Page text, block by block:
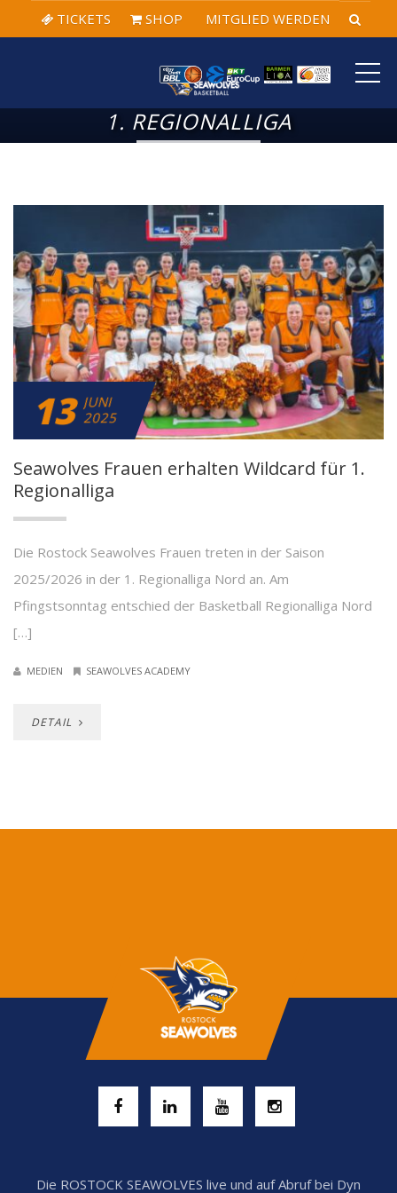
TICKETS SHOP MITGLIED WERDEN
1. REGIONALLIGA
13 JUNI
2025
Seawolves Frauen erhalten Wildcard für 1.
Regionalliga
Die Rostock Seawolves Frauen treten in der Saison
2025/2026 in der 1. Regionalliga Nord an. Am
Pfingstsonntag entschied der Basketball Regionalliga Nord
[…]
MEDIEN SEAWOLVES ACADEMY
DETAIL
Die ROSTOCK SEAWOLVES live und auf Abruf bei Dyn